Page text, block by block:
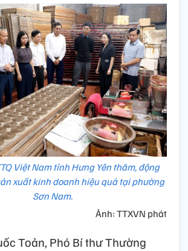
Việt Nam tỉnh Hưng Yên thăm, động
xuất kinh doanh hiệu quả tại phường
Sơn Nam.
Ảnh: TTXVN phát
Toản, Phó Bí thư Thường